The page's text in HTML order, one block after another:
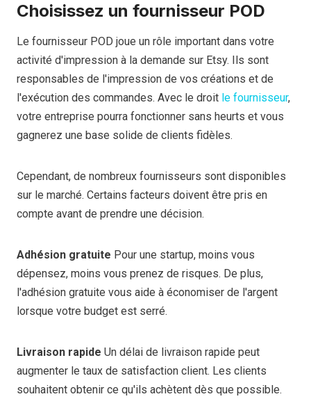
Choisissez un fournisseur POD
Le fournisseur POD joue un rôle important dans votre
activité d'impression à la demande sur Etsy. Ils sont
responsables de l'impression de vos créations et de
l'exécution des commandes. Avec le droit le fournisseur,
votre entreprise pourra fonctionner sans heurts et vous
gagnerez une base solide de clients fidèles.
Cependant, de nombreux fournisseurs sont disponibles
sur le marché. Certains facteurs doivent être pris en
compte avant de prendre une décision.
Adhésion gratuite Pour une startup, moins vous
dépensez, moins vous prenez de risques. De plus,
l'adhésion gratuite vous aide à économiser de l'argent
lorsque votre budget est serré.
Livraison rapide Un délai de livraison rapide peut
augmenter le taux de satisfaction client. Les clients
souhaitent obtenir ce qu'ils achètent dès que possible.